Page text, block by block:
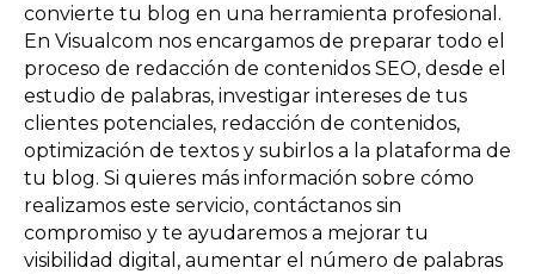
convierte tu blog en una herramienta profesional.
En Visualcom nos encargamos de preparar todo el
proceso de redacción de contenidos SEO, desde el
estudio de palabras, investigar intereses de tus
clientes potenciales, redacción de contenidos,
optimización de textos y subirlos a la plataforma de
tu blog. Si quieres más información sobre cómo
realizamos este servicio, contáctanos sin
compromiso y te ayudaremos a mejorar tu
visibilidad digital, aumentar el número de palabras